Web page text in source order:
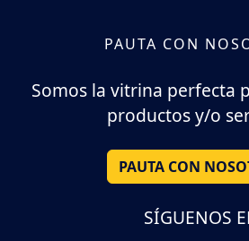
PAUTA CON
Somos la vitrina perfecta
productos y/o
PAUTA CON
SÍGUENOS